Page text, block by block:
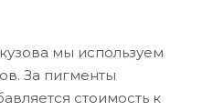
мы используем
За пигменты
стоимость к